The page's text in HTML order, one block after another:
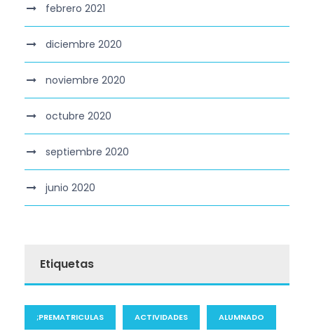
febrero 2021
diciembre 2020
noviembre 2020
octubre 2020
septiembre 2020
junio 2020
Etiquetas
;PREMATRICULAS ACTIVIDADES ALUMNADO